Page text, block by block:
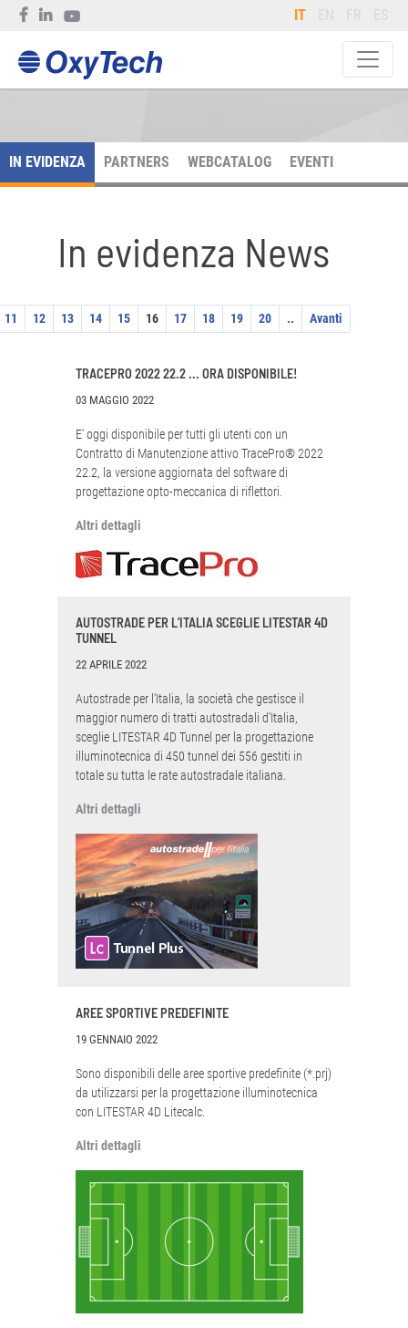
IT EN FR ES
IN EVIDENZA PARTNERS WEBCATALOG EVENTI
In evidenza News
11 12 13 14 15 16 17 18 19 20 .. Avanti
TRACEPRO 2022 22.2 ... ORA DISPONIBILE!
03 MAGGIO 2022
E' oggi disponibile per tutti gli utenti con un
Contratto di Manutenzione attivo TracePro® 2022
22.2, la versione aggiornata del software di
progettazione opto-meccanica di riflettori.
Altri dettagli
AUTOSTRADE PER L’ITALIA SCEGLIE LITESTAR 4D
TUNNEL
22 APRILE 2022
Autostrade per l’Italia, la società che gestisce il
maggior numero di tratti autostradali d’Italia,
sceglie LITESTAR 4D Tunnel per la progettazione
illuminotecnica di 450 tunnel dei 556 gestiti in
totale su tutta le rate autostradale italiana.
Altri dettagli
AREE SPORTIVE PREDEFINITE
19 GENNAIO 2022
Sono disponibili delle aree sportive predefinite (*.prj)
da utilizzarsi per la progettazione illuminotecnica
con LITESTAR 4D Litecalc.
Altri dettagli